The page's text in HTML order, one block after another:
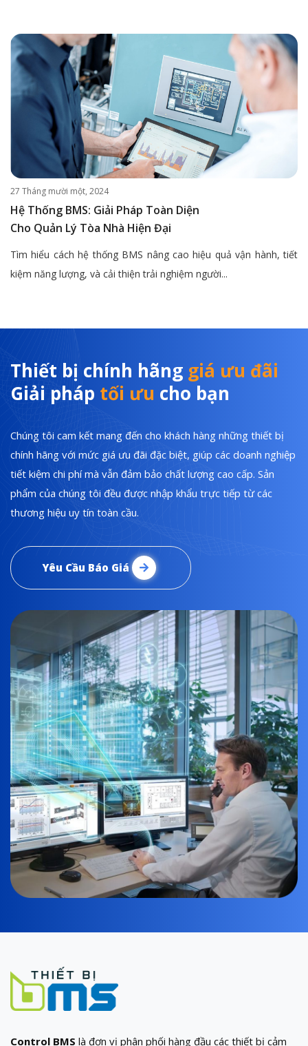
27 Tháng mười một, 2024
Hệ Thống BMS: Giải Pháp Toàn Diện
Cho Quản Lý Tòa Nhà Hiện Đại
Tìm hiểu cách hệ thống BMS nâng cao hiệu quả vận hành, tiết
kiệm năng lượng, và cải thiện trải nghiệm người...
Thiết bị chính hãng giá ưu đãi
Giải pháp tối ưu cho bạn
Chúng tôi cam kết mang đến cho khách hàng những thiết bị
chính hãng với mức giá ưu đãi đặc biệt, giúp các doanh nghiệp
tiết kiệm chi phí mà vẫn đảm bảo chất lượng cao cấp. Sản
phẩm của chúng tôi đều được nhập khẩu trực tiếp từ các
thương hiệu uy tín toàn cầu.
Yêu Cầu Báo Giá
Control BMS là đơn vị phân phối hàng đầu các thiết bị cảm